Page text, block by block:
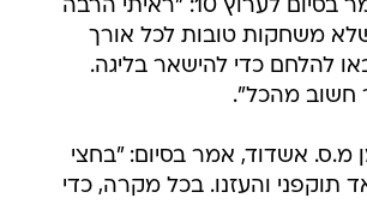
יוסי אבוקסיס אמר בסיום לערוץ 10: "ראיתי הרבה
משחקות טובות לכל אורך
להלחם כדי להישאר בליגה.
חשוב מהכל".
מ.ס. אשדוד, אמר בסיום: "בחצי
תוקפני והעזנו. בכל מקרה, כדי